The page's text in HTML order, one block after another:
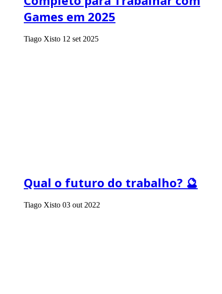
Games em 2025
Tiago Xisto 12 set 2025
Qual o futuro do trabalho? 🔮
Tiago Xisto 03 out 2022